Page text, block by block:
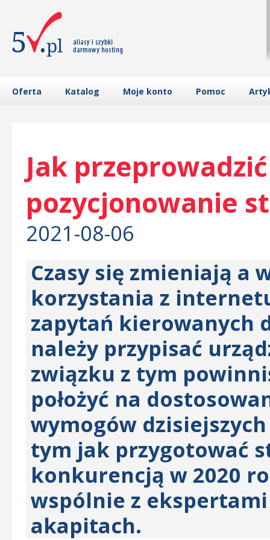
Oferta Katalog Moje konto Pomoc
Jak
pozycjonowanie
2021-08-06
Czasy się zmieniają a
korzystania z
zapytań kierowanych
należy przypisać
związku z tym
położyć na
wymogów
tym jak przygotować
konkurencją w 2020
wspólnie z
akapitach.